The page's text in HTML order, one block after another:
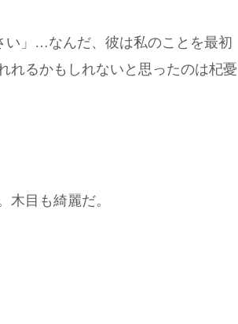
い」…なんだ、彼は私のことを最初
れるかもしれないと思ったのは杞憂
木目も綺麗だ。